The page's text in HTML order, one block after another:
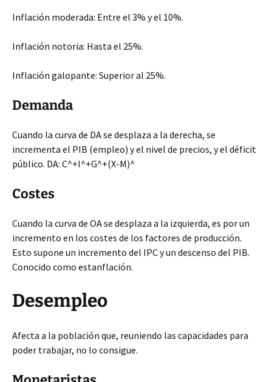
Inflación moderada: Entre el 3% y el 10%.
Inflación notoria: Hasta el 25%.
Inflación galopante: Superior al 25%.
Demanda
Cuando la curva de DA se desplaza a la derecha, se
incrementa el PIB (empleo) y el nivel de precios, y el déficit
público. DA: C^+I^+G^+(X-M)^
Costes
Cuando la curva de OA se desplaza a la izquierda, es por un
incremento en los costes de los factores de producción.
Esto supone un incremento del IPC y un descenso del PIB.
Conocido como estanflación.
Desempleo
Afecta a la población que, reuniendo las capacidades para
poder trabajar, no lo consigue.